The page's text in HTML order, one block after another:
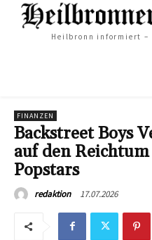
Heilbronn informiert –
FINANZEN
Backstreet Boys
auf den
Popstars
redaktion 17.07.2026